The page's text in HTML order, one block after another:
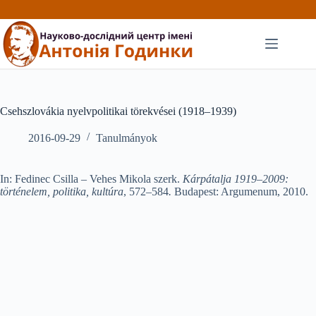
до
вмісту
Csehszlovákia nyelvpolitikai törekvései (1918–1939)
2016-09-29 Tanulmányok
In: Fedinec Csilla – Vehes Mikola szerk. Kárpátalja 1919–2009:
történelem, politika, kultúra, 572–584. Budapest: Argumenum, 2010.